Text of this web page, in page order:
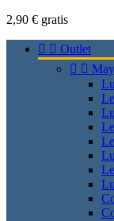
2,90 € gratis
  Outlet
 